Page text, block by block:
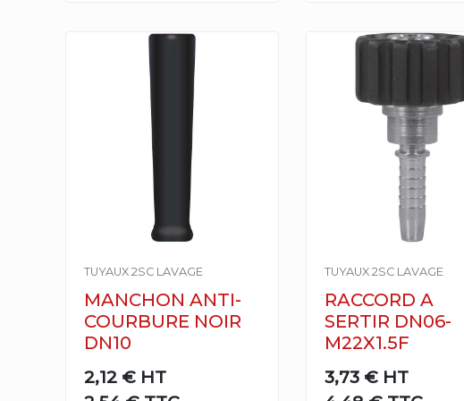
TUYAUX 2SC LAVAGE
MANCHON ANTI-
COURBURE NOIR
DN10
2,12 € HT
TUYAUX 2SC LAVAGE
RACCORD A
SERTIR DN06-
M22X1.5F
3,73 € HT